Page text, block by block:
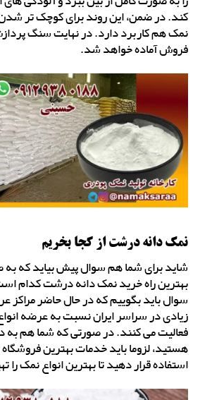
کند. در ضمن، این روند برای کوچک تر
نمک هم کاربرد دارد. در نهایت سنگ
فروش آماده خواهد شد.
نمک دانه درشت از کجا بخریم
شاید برای شما هم سوال پیش بیاید که
بهترین راه خرید نمک دانه درشت کدام
سوال باید بگوییم که در حال حاضر مراکز
زیادی در سراسر ایران نسبت به عرضه
فعالیت می کنند. در صورتی که شما هم به
هستید، لزوما باید خدمات بهترین فروشگاه
استفاده قرار دهید تا بهترین انواع نمک را